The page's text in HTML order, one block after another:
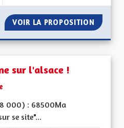
VOIR LA PROPOSITION
sur l'alsace !
000) : 68500Ma
se site"...